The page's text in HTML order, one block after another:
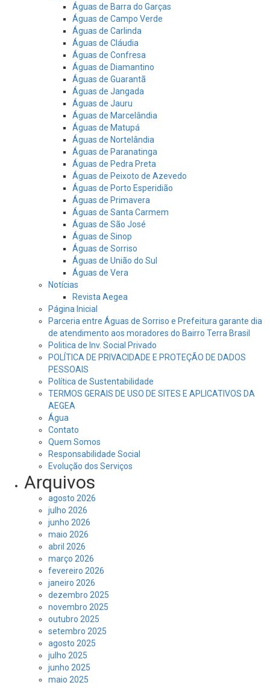
Águas de Barra do Garças
Águas de Campo Verde
Águas de Carlinda
Águas de Cláudia
Águas de Confresa
Águas de Diamantino
Águas de Guarantã
Águas de Jangada
Águas de Jauru
Águas de Marcelândia
Águas de Matupá
Águas de Nortelândia
Águas de Paranatinga
Águas de Pedra Preta
Águas de Peixoto de Azevedo
Águas de Porto Esperidião
Águas de Primavera
Águas de Santa Carmem
Águas de São José
Águas de Sinop
Águas de Sorriso
Águas de União do Sul
Águas de Vera
Notícias
Revista Aegea
Página Inicial
Parceria entre Águas de Sorriso e Prefeitura garante dia
de atendimento aos moradores do Bairro Terra Brasil
Politica de Inv. Social Privado
POLÍTICA DE PRIVACIDADE E PROTEÇÃO DE DADOS
PESSOAIS
Política de Sustentabilidade
TERMOS GERAIS DE USO DE SITES E APLICATIVOS DA
AEGEA
Água
Contato
Quem Somos
Responsabilidade Social
Evolução dos Serviços
Arquivos
agosto 2026
julho 2026
junho 2026
maio 2026
abril 2026
março 2026
fevereiro 2026
janeiro 2026
dezembro 2025
novembro 2025
outubro 2025
setembro 2025
agosto 2025
julho 2025
junho 2025
maio 2025